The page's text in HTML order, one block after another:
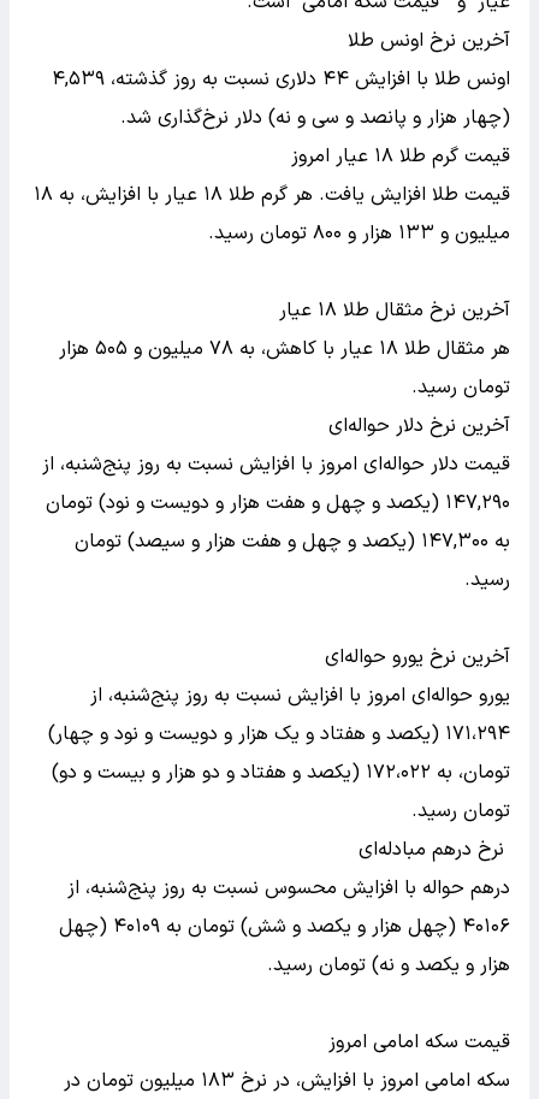
آخرین نرخ اونس طلا
اونس طلا با افزایش ۴۴ دلاری نسبت به روز گذشته، ۴,۵۳۹
(چهار هزار و پانصد و سی و نه) دلار نرخ‌گذاری شد.
قیمت گرم طلا ۱۸ عیار امروز
قیمت طلا افزایش یافت. هر گرم طلا ۱۸ عیار با افزایش، به ۱۸
میلیون و ۱۳۳ هزار و ۸۰۰ تومان رسید.
آخرین نرخ مثقال طلا ۱۸ عیار
هر مثقال طلا ۱۸ عیار با کاهش، به ۷۸ میلیون و ۵۰۵ هزار
تومان رسید‌.
آخرین نرخ دلار حواله‌ای
قیمت دلار حواله‌ای امروز با افزایش نسبت به روز پنج‌شنبه، از
۱۴۷,۲۹۰ (یکصد و چهل و هفت هزار و دویست و نود) تومان
به ۱۴۷,۳۰۰ (یکصد و چهل و هفت هزار و سیصد) تومان
رسید.
آخرین نرخ یورو حواله‌ای
یورو حواله‌ای امروز با افزایش نسبت به روز پنج‌شنبه، از
۱۷۱،۲۹۴ (یکصد و هفتاد و یک هزار و دویست و نود و چهار)
تومان، به ۱۷۲،۰۲۲ (یکصد و هفتاد و دو هزار و بیست و دو)
تومان رسید.
نرخ درهم مبادله‌ای
درهم حواله با افزایش محسوس نسبت به روز پنج‌شنبه، از
۴۰۱۰۶ (چهل هزار و یکصد و شش) تومان به ۴۰۱۰۹ (چهل
هزار و یکصد و نه) تومان رسید.
قیمت سکه امامی امروز
سکه امامی امروز با افزایش، در نرخ ۱۸۳ میلیون تومان در